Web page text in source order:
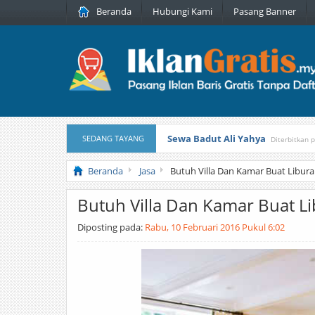
Beranda Hubungi Kami Pasang Banner
SEDANG TAYANG Sewa Badut Ali Yahya Diterbitkan
Honda Brio 1.3 E AT CBU 2012
Beranda Jasa Butuh Villa Dan Kamar Buat
Butuh Villa Dan Kamar Buat
Diposting pada: Rabu, 10 Februari 2016 Pukul 6:02